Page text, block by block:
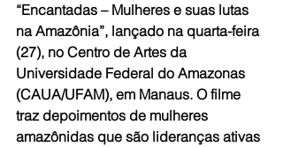
“Encantadas – Mulheres e suas lutas
na Amazônia”, lançado na quarta-feira
(27), no Centro de Artes da
Universidade Federal do Amazonas
(CAUA/UFAM), em Manaus. O filme
traz depoimentos de mulheres
amazônidas que são lideranças ativas